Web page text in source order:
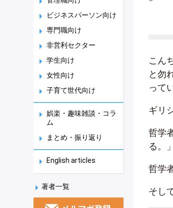
ビジネスパーソン向け
専門職向け
非営利セクター
学生向け
女性向け
子育て世代向け
娯楽・趣味雑談・コラ
ム
まとめ・振り返り
English articles
著者一覧
こん
と勿
って
ギリ
哲学
る。」
哲学
そし